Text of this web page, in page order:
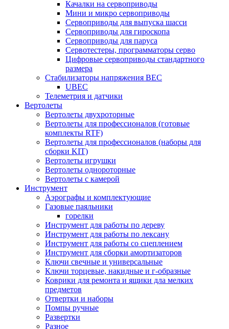
Качалки на сервоприводы
Мини и микро сервоприводы
Сервоприводы для выпуска шасси
Сервоприводы для гироскопа
Сервоприводы для паруса
Сервотестеры, программаторы серво
Цифровые сервоприводы стандартного
размера
Стабилизаторы напряжения BEC
UBEC
Телеметрия и датчики
Вертолеты
Вертолеты двухроторные
Вертолеты для профессионалов (готовые
комплекты RTF)
Вертолеты для профессионалов (наборы для
сборки KIT)
Вертолеты игрушки
Вертолеты однороторные
Вертолеты с камерой
Инструмент
Аэрографы и комплектующие
Газовые паяльники
горелки
Инструмент для работы по дереву
Инструмент для работы по лексану
Инструмент для работы со сцеплением
Инструмент для сборки амортизаторов
Ключи свечные и универсальные
Ключи торцевые, накидные и г-образные
Коврики для ремонта и ящики дла мелких
предметов
Отвертки и наборы
Помпы ручные
Развертки
Разное